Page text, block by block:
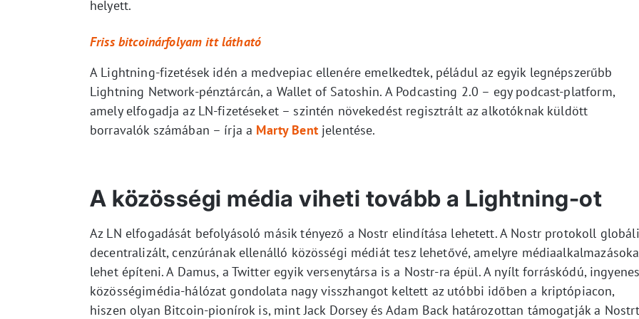
helyett.
Friss bitcoinárfolyam itt látható
A Lightning-fizetések idén a medvepiac ellenére emelkedtek, péládul az egyik legnépszerűbb
Lightning Network-pénztárcán, a Wallet of Satoshin. A Podcasting 2.0 – egy podcast-platform,
amely elfogadja az LN-fizetéseket – szintén növekedést regisztrált az alkotóknak küldött
borravalók számában – írja a Marty Bent jelentése.
A közösségi média viheti tovább a Lightning-ot
Az LN elfogadását befolyásoló másik tényező a Nostr elindítása lehetett. A Nostr protokoll
decentralizált, cenzúrának ellenálló közösségi médiát tesz lehetővé, amelyre
lehet építeni. A Damus, a Twitter egyik versenytársa is a Nostr-ra épül. A nyílt forráskódú, ingyenes
közösségimédia-hálózat gondolata nagy visszhangot keltett az utóbbi időben a kriptópiacon,
hiszen olyan Bitcoin-pionírok is, mint Jack Dorsey és Adam Back határozottan támogatják a